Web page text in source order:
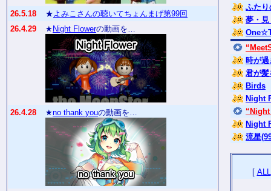
26.5.18 ★よみこさんの聴いてちょんまげ第99回
26.4.29
★ Night Flowerの動画を…
26.4.28 ★no thank youの動画を…
ふたり
夢・見
時が過
君が髪
Birds
Night
Night
流星
[ ALL